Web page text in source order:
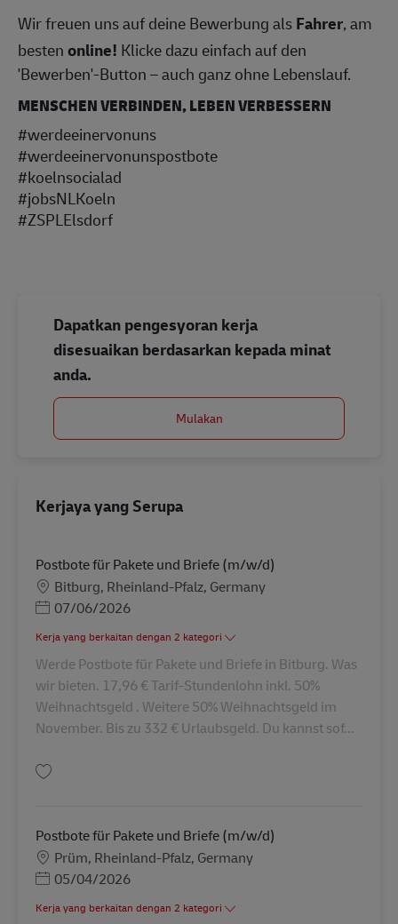
Wir freuen uns auf deine Bewerbung alsFahrer, am
bestenonline! Klicke dazu einfach auf den
'Bewerben'-Button – auch ganz ohne Lebenslauf.
MENSCHEN VERBINDEN, LEBEN VERBESSERN
#werdeeinervonuns
#werdeeinervonunspostbote
#koelnsocialad
#jobsNLKoeln
#ZSPLElsdorf
Dapatkan pengesyoran kerja
disesuaikan berdasarkan kepada minat
anda.
Mulakan
Kerjaya yang Serupa
Postbote für Pakete und Briefe (m/w/d)
LokasiBitburg, Rheinland-Pfalz, Germany
Posted Date
07/06/2026
Kerja yang berkaitan dengan 2 kategori
Werde Postbote für Pakete und Briefe in Bitburg. Was
wir bieten. 17,96 € Tarif-Stundenlohn inkl. 50%
Weihnachtsgeld . Weitere 50% Weihnachtsgeld im
November. Bis zu 332 € Urlaubsgeld. Du kannst sof...
Postbote für Pakete und Briefe (m/w/d)
LokasiPrüm, Rheinland-Pfalz, Germany
Posted Date
05/04/2026
Kerja yang berkaitan dengan 2 kategori